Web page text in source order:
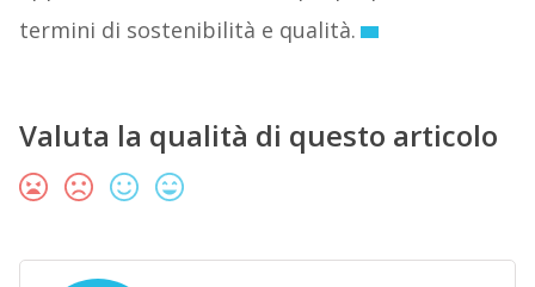
termini di sostenibilità e qualità.
Valuta la qualità di questo articolo